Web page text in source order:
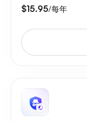
$15.95/每年